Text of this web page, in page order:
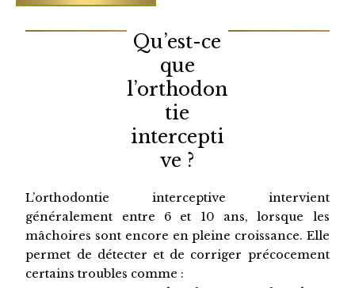
Qu’est-ce
que
l’orthodon
tie
intercepti
ve ?
L’orthodontie interceptive intervient
généralement entre 6 et 10 ans, lorsque les
mâchoires sont encore en pleine croissance. Elle
permet de détecter et de corriger précocement
certains troubles comme :